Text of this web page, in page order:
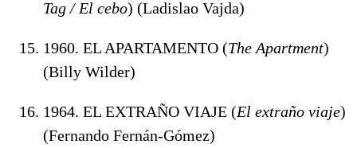
Tag / El cebo) (Ladislao Vajda)
1960. EL APARTAMENTO (The Apartment)
(Billy Wilder)
1964. EL EXTRAÑO VIAJE (El extraño viaje)
(Fernando Fernán-Gómez)